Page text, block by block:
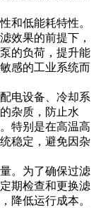
和低能耗特性。
效果的前提下，
的负荷，提升能
感的工业系统而
电设备、冷却系
杂质，防止水
特别是在高温高
稳定，避免因杂
。为了确保过滤
期检查和更换滤
降低运行成本。